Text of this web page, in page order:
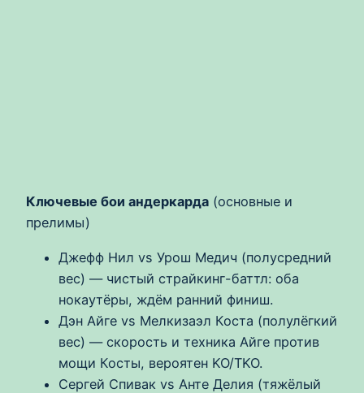
Ключевые бои андеркарда (основные и
прелимы)
Джефф Нил vs Урош Медич (полусредний
вес) — чистый страйкинг-баттл: оба
нокаутёры, ждём ранний финиш.
Дэн Айге vs Мелкизаэл Коста (полулёгкий
вес) — скорость и техника Айге против
мощи Косты, вероятен KO/TKO.
Сергей Спивак vs Анте Делия (тяжёлый